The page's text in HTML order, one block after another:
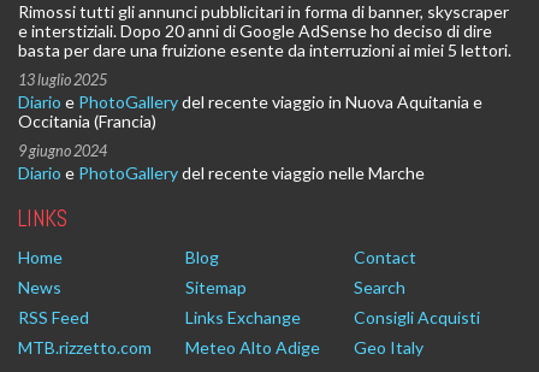
Rimossi tutti gli annunci pubblicitari in forma di banner, skyscraper
e interstiziali. Dopo 20 anni di Google AdSense ho deciso di dire
basta per dare una fruizione esente da interruzioni ai miei 5 lettori.
13 luglio 2025
Diario e PhotoGallerydel recente viaggio in Nuova Aquitania e
Occitania (Francia)
9 giugno 2024
Diario e PhotoGallerydel recente viaggio nelle Marche
LINKS
Home Blog
Contact
News
Sitemap
Search
RSS Feed
Links Exchange
Consigli Acquisti
MTB.rizzetto.com
Meteo Alto Adige Geo Italy